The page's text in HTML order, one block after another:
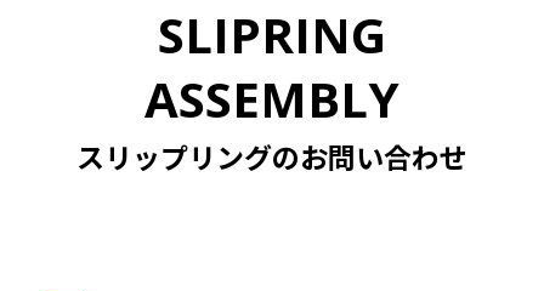
SLIPRING
ASSEMBLY
スリップリングのお問い合わせ